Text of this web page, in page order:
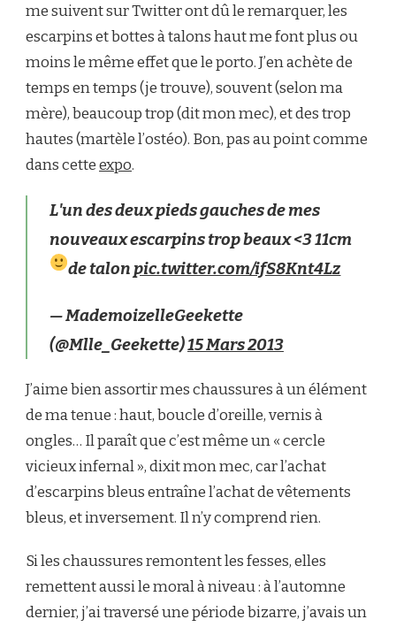
me suivent sur Twitter ont dû le remarquer, les
escarpins et bottes à talons haut me font plus ou
moins le même effet que le porto. J’en achète de
temps en temps (je trouve), souvent (selon ma
mère), beaucoup trop (dit mon mec), et des trop
hautes (martèle l’ostéo). Bon, pas au point comme
dans cetteexpo.
L'un des deux pieds gauches de mes
nouveaux escarpins trop beaux <3 11cm
de talonpic.twitter.com/ifS8Knt4Lz
— MademoizelleGeekette
(@Mlle_Geekette)15 Mars 2013
J’aime bien assortir mes chaussures à un élément
de ma tenue : haut, boucle d’oreille, vernis à
ongles… Il paraît que c’est même un « cercle
vicieux infernal », dixit mon mec, car l’achat
d’escarpins bleus entraîne l’achat de vêtements
bleus, et inversement. Il n’y comprend rien.
Si les chaussures remontent les fesses, elles
remettent aussi le moral à niveau : à l’automne
dernier, j’ai traversé une période bizarre, j’avais un